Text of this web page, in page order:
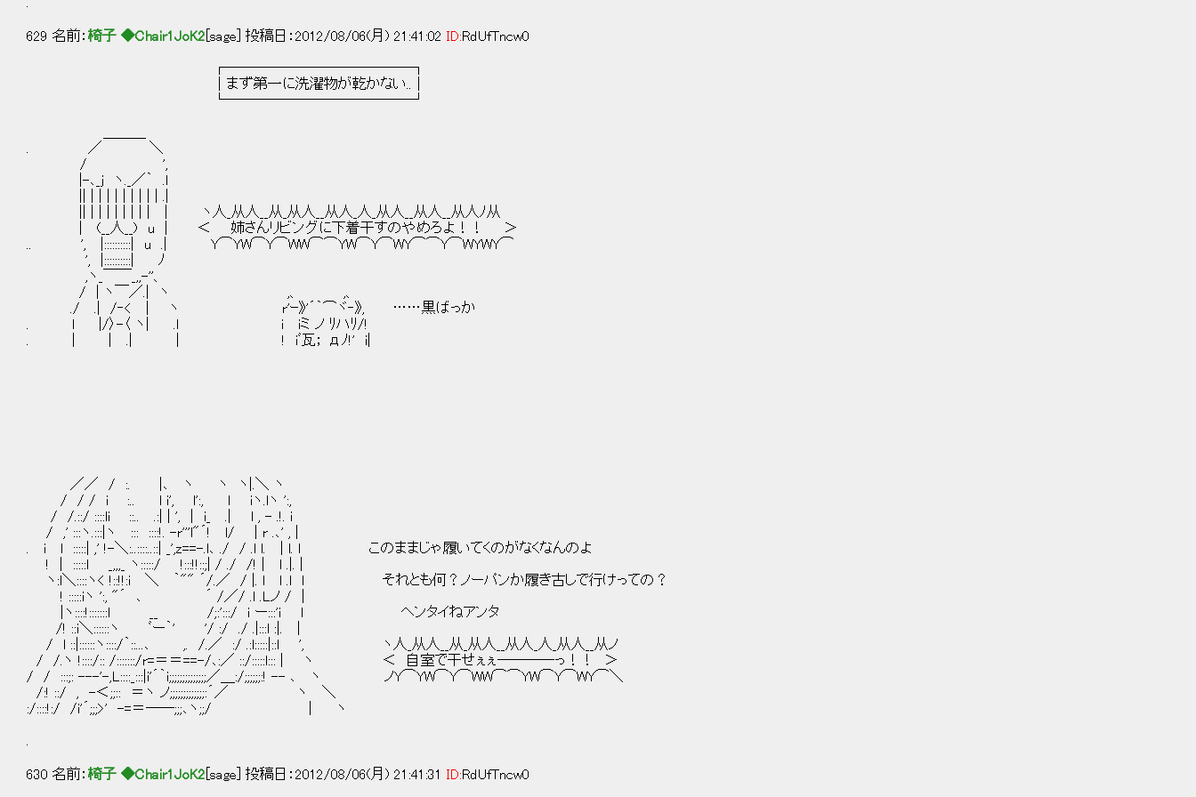
629 名前： 椅子 ◆Chair1JoK2 [sage] 投稿日：2012/08/06(月) 21:41:02 ID:RdUfTncw0
┌─────────────┐
｜まず第一に洗濯物が乾かない..｜
└─────────────┘
. ／ ＼
/ ',
|-､_j ヽ._／｀ .l
|| | | | | | | | | | ヽ人_从人__从_从人__从人_人_从人__从人__从人ﾉ从
| (__人__) u | ＜ 姉さんリビングに下着干すのやめろよ！！ ＞
.. ', |::::::::::| u .| Y⌒YW⌒Y⌒WW⌒⌒YW⌒Y⌒WY⌒⌒Y⌒WYWY⌒
', |::::::::::| ﾉ
,ヽ_￣￣_,,-''、
/ | ヽ￣／.| ヽ ,、 ,、
./ .| /‐< | ヽ r'ｰ》'´｀⌒ヾ‐》, ……黒ばっか
. l |/〉-〈 ヽ| .l i iミ ノ ﾘハﾘ/!
. | | .| | ! iﾞ瓦； дﾉ!' i|
／／ / :. |､ ヽ ヽ ヽ|.＼ ヽ
/ / / i :.. l i', l':, l iヽ.lヽ ':,
/ /.::/ ::::li ::.. .:| | ', | i_ .| l , - .!. i
/ ,' :::ヽ.:::|ヽ ::: ::::!. -r'''l"´! l/ | r .､' , |
. i l :::::| ,' !-＼:..::::..::| _',z==-.l､ ./ / .l l. | l. l このままじゃ履いてくのがなくなんのよ
! | :::::l _,,,_ ヽ:::::/ !:::!!::;| / ./ /! | l .|. |
ヽ:l＼::::ヽ< !::!!:i ＼ ｀"" ´/.／ / |. l l .l l それとも何？ノーパンか履き古しで行けっての？
! :::::iヽ ':, "´ ､ ´ /／/ .l .Lノ / |
|ヽ::::!:::::::l __ /;:':::/ i ー:::'i l ヘンタイねアンタ
/! ::i＼::::::ヽ ﾞー｀' '/ :/ ./ .|:::l :|. |
/ l ::|::::::ヽ::::/｀::...､ ,. /.／ :/ .:l:::::|::l ', ヽ人_从人__从_从人__从人_人_从人__从ノ
/ /.ヽ !::::/:: /:::::::/r=＝＝==-/､:／ ::/:::::l::: | ヽ ＜ 自室で干せぇぇ────っ！！ ＞
/ / :::;: ---'-,L::::_:::|i'´｀i;;;;;;;;;;;;;;／＿:/;;;;;;:! -- ､ ヽ ノY⌒YW⌒Y⌒WW⌒⌒YW⌒Y⌒WY⌒＼
/:! ::/ , -＜;;:: ＝ヽ ノ;;;;;;;;;;;;;:´／ ヽ ＼
:/::::!:/ /i'´;;;>' -=＝――;;;､ヽ;;/ | ヽ
630 名前： 椅子 ◆Chair1JoK2 [sage] 投稿日：2012/08/06(月) 21:41:31 ID:RdUfTncw0